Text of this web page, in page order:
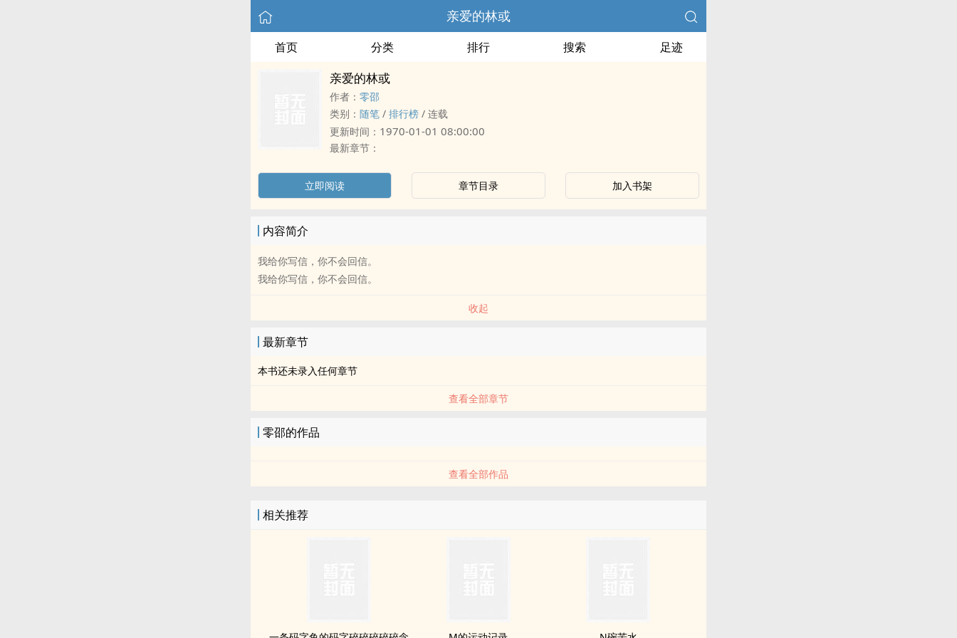
亲爱的林或
首页 分类 排行 搜索 足迹
亲爱的林或
作者： 零邵
类别： 随笔 / 排行榜 / 连载
更新时间： 1970-01-01 08:00:00
最新章节：
立即阅读 章节目录 加入书架
内容简介
我给你写信，你不会回信。
我给你写信，你不会回信。
收起
最新章节
本书还未录入任何章节
查看全部章节
零邵的作品
查看全部作品
相关推荐